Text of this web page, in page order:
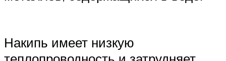
Накипь имеет низкую